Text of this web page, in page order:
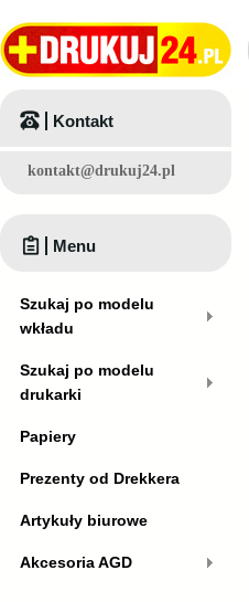
Kontakt
kontakt@drukuj24.pl
Menu
Szukaj po modelu
wkładu
Szukaj po modelu
drukarki
Papiery
Prezenty od Drekkera
Artykuły biurowe
Akcesoria AGD